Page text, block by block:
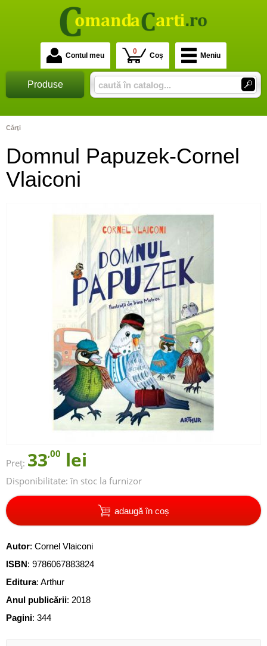
Contul meu 0 Coș Meniu
Produse
Cărţi
Domnul Papuzek-Cornel
Vlaiconi
Preț: 33,00 lei
Disponibilitate: în stoc la furnizor
adaugă în coș
Autor: Cornel Vlaiconi
ISBN: 9786067883824
Editura: Arthur
Anul publicării: 2018
Pagini: 344